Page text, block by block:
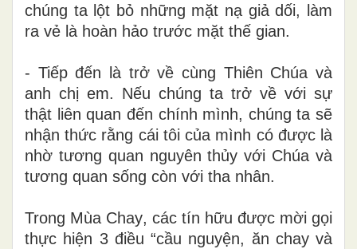
chúng ta lột bỏ những mặt nạ giả dối, làm
ra vẻ là hoàn hảo trước mặt thế gian.
- Tiếp đến là trở về cùng Thiên Chúa và
anh chị em. Nếu chúng ta trở về với sự
thật liên quan đến chính mình, chúng ta sẽ
nhận thức rằng cái tôi của mình có được là
nhờ tương quan nguyên thủy với Chúa và
tương quan sống còn với tha nhân.
Trong Mùa Chay, các tín hữu được mời gọi
thực hiện 3 điều “cầu nguyện, ăn chay và